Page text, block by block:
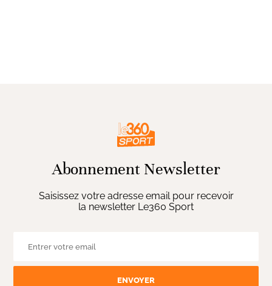
Abonnement Newsletter
Saisissez votre adresse email pour recevoir
la newsletter Le360 Sport
ENVOYER